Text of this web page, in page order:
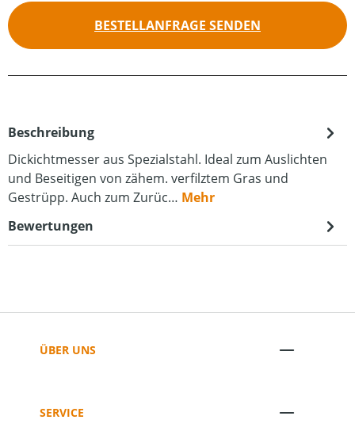
BESTELLANFRAGE SENDEN
Beschreibung
Dickichtmesser aus Spezialstahl. Ideal zum Auslichten
und Beseitigen von zähem. verfilztem Gras und
Gestrüpp. Auch zum Zurüc… Mehr
Bewertungen
ÜBER UNS
SERVICE